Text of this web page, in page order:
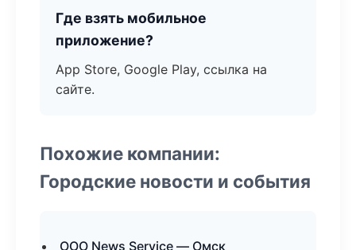
Где взять мобильное
приложение?
App Store, Google Play, ссылка на
сайте.
Похожие компании:
Городские новости и события
ООО News Service — Омск